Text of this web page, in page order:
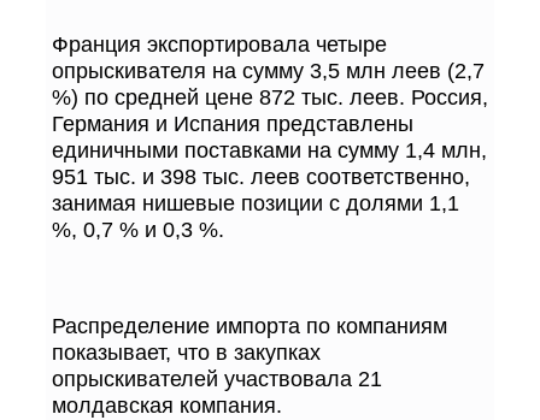
Франция экспортировала четыре
опрыскивателя на сумму 3,5 млн леев (2,7
%) по средней цене 872 тыс. леев. Россия,
Германия и Испания представлены
единичными поставками на сумму 1,4 млн,
951 тыс. и 398 тыс. леев соответственно,
занимая нишевые позиции с долями 1,1
%, 0,7 % и 0,3 %.
Распределение импорта по компаниям
показывает, что в закупках
опрыскивателей участвовала 21
молдавская компания.